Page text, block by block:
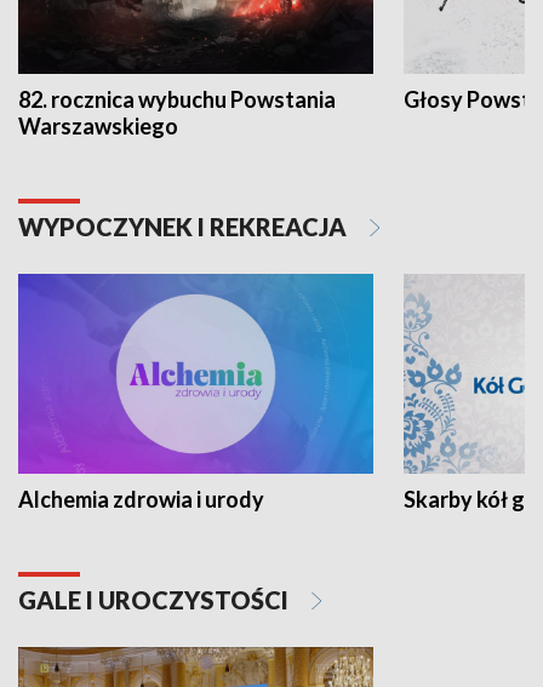
82. rocznica wybuchu Powstania
Warszawskiego
Głosy
WYPOCZYNEK I REKREACJA
Alchemia zdrowia i urody Skarby kół
GALE I UROCZYSTOŚCI